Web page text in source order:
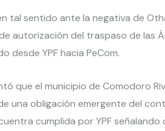
tal sentido ante la negativa de
autorización del traspaso de las
desde YPF hacia PeCom.
que el municipio de Comodoro
una obligación emergente del
cumplida por YPF señalando